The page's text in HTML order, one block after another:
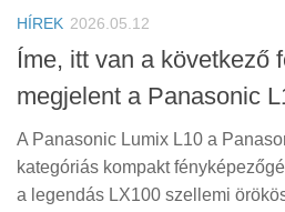
Érdekességek
Helyszíni Riport
E-BB
HÍREK 2026.05.12
Íme, itt van a következő
megjelent a Panasonic
A Panasonic Lumix L10 a
kategóriás kompakt
a legendás LX100 szellemi